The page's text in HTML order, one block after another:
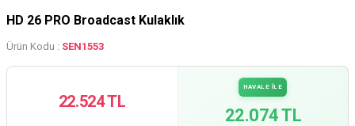
HD 26 PRO Broadcast Kulaklık
Ürün Kodu : SEN1553
22.524 TL
HAVALE İLE
22.074 TL